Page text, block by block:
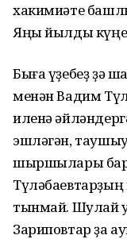
хакимиәте
Яңы йылды
Быға үҙебеҙ ҙә
менән Вадим
иленә
эшләгән,
шыршылары
тынмай. Шулай
Зариповтар ҙа